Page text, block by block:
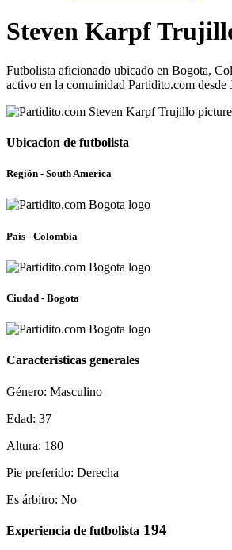
Steven Karpf
Futbolista aficionado ubicado en Bogota,
activo en la comuinidad Partidito.com desde
Ubicacion de futbolista
Región - South America
País - Colombia
Ciudad - Bogota
Caracteristicas generales
Género: Masculino
Edad: 37
Altura: 180
Pie preferido: Derecha
Es árbitro: No
Experiencia de futbolista 194